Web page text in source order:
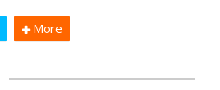
More